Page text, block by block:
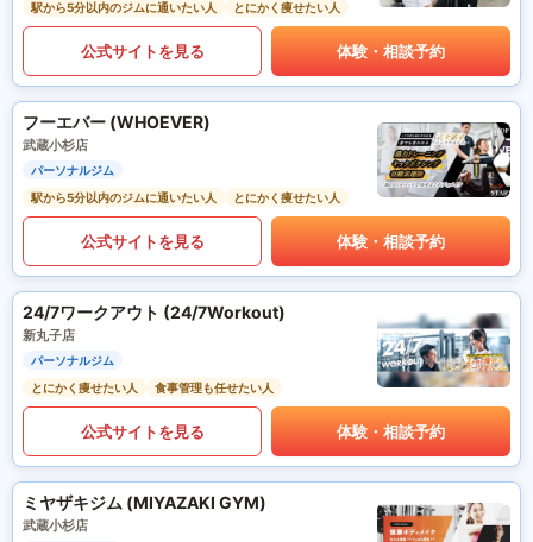
駅から5分以内のジムに通いたい人
とにかく痩せたい人
公式サイトを見る 体験・相談予約
フーエバー (WHOEVER)
武蔵小杉店
パーソナルジム
駅から5分以内のジムに通いたい人
とにかく痩せたい人
公式サイトを見る 体験・相談予約
24/7ワークアウト (24/7Workout)
新丸子店
パーソナルジム
とにかく痩せたい人
食事管理も任せたい人
公式サイトを見る 体験・相談予約
ミヤザキジム (MIYAZAKI GYM)
武蔵小杉店